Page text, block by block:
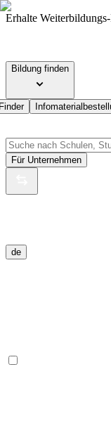
Erhalte
Bildung finden
Für Unternehmen
de